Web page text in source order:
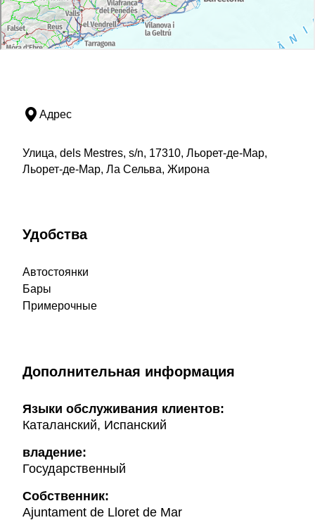
Адрес
Улица, dels Mestres, s/n, 17310, Льорет-де-Мар,
Льорет-де-Мар, Ла Сельва, Жирона
Удобства
Автостоянки
Бары
Примерочные
Дополнительная информация
Языки обслуживания клиентов:
Каталанский, Испанский
владение:
Государственный
Собственник:
Ajuntament de Lloret de Mar